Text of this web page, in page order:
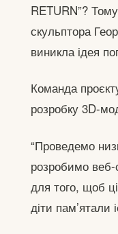
RETURN”?
скульптора
виникла ідея
Команда
розробку 3D-
“Проведемо
розробимо веб-
для того, щоб
діти пам’ятали